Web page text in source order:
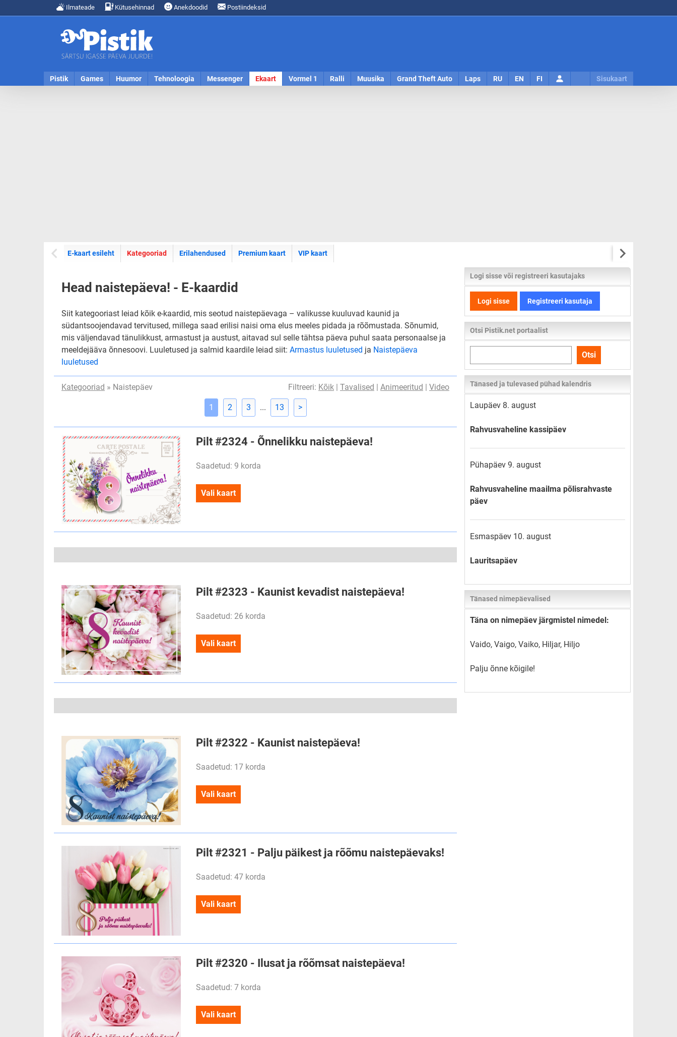
Ilmateade Kütusehinnad Anekdoodid Postiindeksid
Pistik Games Huumor Tehnoloogia Messenger Ekaart Vormel 1 Ralli Muusika Grand Theft Auto Laps RU EN FI Sisukaart
E-kaart esileht E-kaartide
Kategooriad Erilahendused Premium kaart VIP kaart
Head naistepäeva! - E-kaardid
Siit kategooriast leiad kõik e-kaardid, mis seotud naistepäevaga – valikusse kuuluvad kaunid ja
südantsoojendavad tervitused, millega saad erilisi naisi oma elus meeles pidada ja rõõmustada. Sõnumid,
mis väljendavad tänulikkust, armastust ja austust, aitavad sul selle tähtsa päeva puhul saata personaalse ja
meeldejääva õnnesoovi. Luuletused ja salmid kaardile leiad siit: Armastus luuletused ja Naistepäeva
luuletused
Kategooriad » Naistepäev Filtreeri: Kõik | Tavalised | Animeeritud | Video
1 2 3 ... 13 >
Pilt #2324 - Õnnelikku naistepäeva!
Saadetud: 9 korda
Vali kaart
Pilt #2323 - Kaunist kevadist naistepäeva!
Saadetud: 26 korda
Vali kaart
Pilt #2322 - Kaunist naistepäeva!
Saadetud: 17 korda
Vali kaart
Pilt #2321 - Palju päikest ja rõõmu naistepäevaks!
Saadetud: 47 korda
Vali kaart
Pilt #2320 - Ilusat ja rõõmsat naistepäeva!
Saadetud: 7 korda
Vali kaart
Logi sisse või registreeri kasutajaks
Logi sisse Registreeri kasutaja
Otsi Pistik.net portaalist
kogu
lehelt
Otsi
Tänased ja tulevased pühad kalendris
Laupäev 8. august
Rahvusvaheline kassipäev
Pühapäev 9. august
Rahvusvaheline maailma põlisrahvaste
päev
Esmaspäev 10. august
Lauritsapäev
Tänased nimepäevalised
Täna on nimepäev järgmistel nimedel:
Vaido, Vaigo, Vaiko, Hiljar, Hiljo
Palju õnne kõigile!